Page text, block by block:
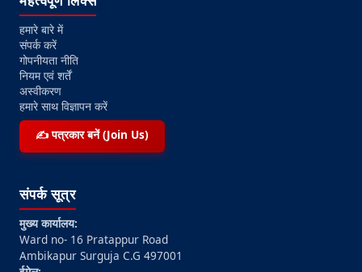
हमारे बारे में
संपर्क करें
गोपनीयता नीति
नियम एवं शर्तें
अस्वीकरण
हमारे साथ विज्ञापन करें
✍️ पत्रकार बनें (Join Us)
संपर्क सूत्र
मुख्य कार्यालय:
Ward no- 16 Pratappur Road
Ambikapur Surguja C.G 497001